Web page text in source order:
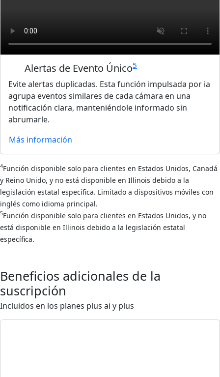
Alertas de Evento Único5
Evite alertas duplicadas. Esta función impulsada por ia
agrupa eventos similares de cada cámara en una
notificación clara, manteniéndole informado sin
abrumarle.
Más información
4Función disponible solo para clientes en Estados Unidos, Canadá
y Reino Unido, y no está disponible en Illinois debido a la
legislación estatal específica. Limitado a dispositivos móviles con
inglés como idioma principal.
5Función disponible solo para clientes en Estados Unidos, y no
está disponible en Illinois debido a la legislación estatal
específica.
Beneficios adicionales de la
suscripción
Incluidos en los planes plus ai y plus